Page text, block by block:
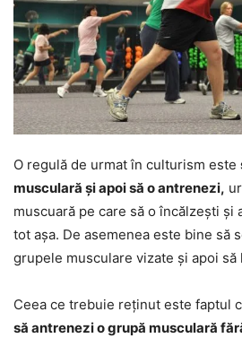
O regulă de urmat în culturism este
musculară și apoi să o antrenezi,
muscuară pe care să o încălzești și
tot așa. De asemenea este bine să
grupele musculare vizate și apoi să
Ceea ce trebuie reținut este faptul
să antrenezi o grupă musculară